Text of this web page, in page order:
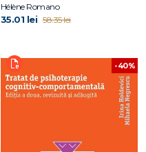
Hélène Romano
35.01 lei 58.35 lei
-40%